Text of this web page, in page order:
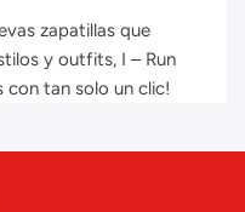
zapatillas que
y outfits, I – Run
con tan solo un clic!